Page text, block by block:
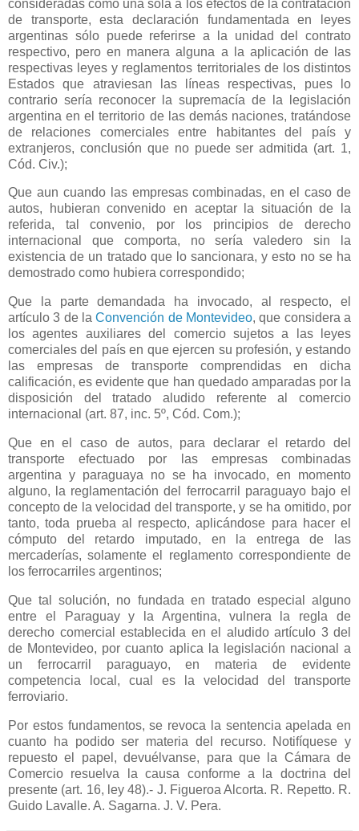
consideradas como una sola a los efectos de la contratación
de transporte, esta declaración fundamentada en leyes
argentinas sólo puede referirse a la unidad del contrato
respectivo, pero en manera alguna a la aplicación de las
respectivas leyes y reglamentos territoriales de los distintos
Estados que atraviesan las líneas respectivas, pues lo
contrario sería reconocer la supremacía de la legislación
argentina en el territorio de las demás naciones, tratándose
de relaciones comerciales entre habitantes del país y
extranjeros, conclusión que no puede ser admitida (art. 1,
Cód. Civ.);
Que aun cuando las empresas combinadas, en el caso de
autos, hubieran convenido en aceptar la situación de la
referida, tal convenio, por los principios de derecho
internacional que comporta, no sería valedero sin la
existencia de un tratado que lo sancionara, y esto no se ha
demostrado como hubiera correspondido;
Que la parte demandada ha invocado, al respecto, el
artículo 3 de laConvención de Montevideo, que considera a
los agentes auxiliares del comercio sujetos a las leyes
comerciales del país en que ejercen su profesión, y estando
las empresas de transporte comprendidas en dicha
calificación, es evidente que han quedado amparadas por la
disposición del tratado aludido referente al comercio
internacional (art. 87, inc. 5º, Cód. Com.);
Que en el caso de autos, para declarar el retardo del
transporte efectuado por las empresas combinadas
argentina y paraguaya no se ha invocado, en momento
alguno, la reglamentación del ferrocarril paraguayo bajo el
concepto de la velocidad del transporte, y se ha omitido, por
tanto, toda prueba al respecto, aplicándose para hacer el
cómputo del retardo imputado, en la entrega de las
mercaderías, solamente el reglamento correspondiente de
los ferrocarriles argentinos;
Que tal solución, no fundada en tratado especial alguno
entre el Paraguay y
la Argentina, vulnera la regla de
derecho comercial establecida en el aludido artículo 3 del
de Montevideo, por cuanto aplica la legislación nacional a
un ferrocarril paraguayo, en materia de evidente
competencia local, cual es la velocidad del transporte
ferroviario.
Por estos fundamentos, se revoca la sentencia apelada en
cuanto ha podido ser materia del recurso. Notifíquese y
repuesto el papel, devuélvanse, para que
la Cámara de
Comercio resuelva la causa conforme a la doctrina del
presente (art. 16, ley 48).- J. Figueroa Alcorta. R. Repetto. R.
Guido Lavalle. A. Sagarna. J. V. Pera.